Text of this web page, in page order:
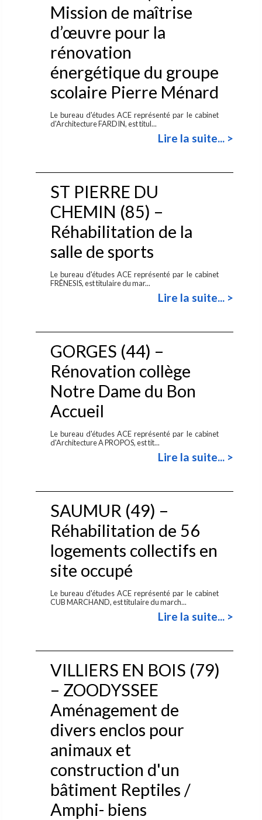
Mission de maîtrise
d’œuvre pour la
rénovation
énergétique du groupe
scolaire Pierre Ménard
Le bureau d'études ACE représenté par le cabinet
d'Architecture FARDIN, est titul...
Lire la suite... >
ST PIERRE DU
CHEMIN (85) –
Réhabilitation de la
salle de sports
Le bureau d'études ACE représenté par le cabinet
FRÊNESIS, est titulaire du mar...
Lire la suite... >
GORGES (44) –
Rénovation collège
Notre Dame du Bon
Accueil
Le bureau d'études ACE représenté par le cabinet
d'Architecture A PROPOS, est tit...
Lire la suite... >
SAUMUR (49) –
Réhabilitation de 56
logements collectifs en
site occupé
Le bureau d'études ACE représenté par le cabinet
CUB MARCHAND, est titulaire du march...
Lire la suite... >
VILLIERS EN BOIS (79)
– ZOODYSSEE
Aménagement de
divers enclos pour
animaux et
construction d'un
bâtiment Reptiles /
Amphi- biens